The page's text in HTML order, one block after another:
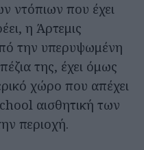
ντόπιων που έχει
η Άρτεμις
την υπερυψωμένη
της, έχει όμως
χώρο που απέχει
αισθητική των
περιοχή.